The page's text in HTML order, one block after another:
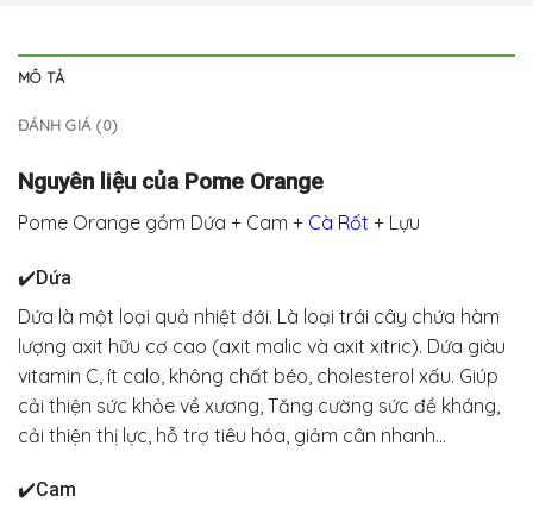
MÔ TẢ
ĐÁNH GIÁ (0)
Nguyên liệu của Pome Orange
Pome Orange gồm Dứa + Cam + Cà Rốt + Lựu
✔️Dứa
Dứa là một loại quả nhiệt đới. Là loại trái cây chứa hàm
lượng axit hữu cơ cao (axit malic và axit xitric). Dứa giàu
vitamin C, ít calo, không chất béo, cholesterol xấu. Giúp
cải thiện sức khỏe về xương, Tăng cường sức đề kháng,
cải thiện thị lực, hỗ trợ tiêu hóa, giảm cân nhanh…
✔️Cam